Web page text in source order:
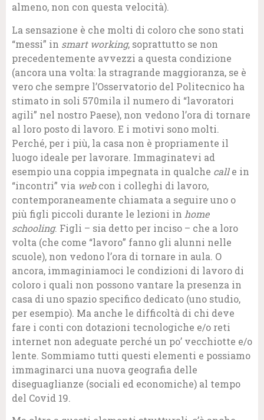
almeno, non con questa velocità).
La sensazione è che molti di coloro che sono stati
“messi” in smart working, soprattutto se non
precedentemente avvezzi a questa condizione
(ancora una volta: la stragrande maggioranza, se è
vero che sempre l’Osservatorio del Politecnico ha
stimato in soli 570mila il numero di “lavoratori
agili” nel nostro Paese), non vedono l’ora di tornare
al loro posto di lavoro. E i motivi sono molti.
Perché, per i più, la casa non è propriamente il
luogo ideale per lavorare. Immaginatevi ad
esempio una coppia impegnata in qualche calle in
“incontri” via webcon i colleghi di lavoro,
contemporaneamente chiamata a seguire uno o
più figli piccoli durante le lezioni in home
schooling. Figli – sia detto per inciso – che a loro
volta (che come “lavoro” fanno gli alunni nelle
scuole), non vedono l’ora di tornare in aula. O
ancora, immaginiamoci le condizioni di lavoro di
coloro i quali non possono vantare la presenza in
casa di uno spazio specifico dedicato (uno studio,
per esempio). Ma anche le difficoltà di chi deve
fare i conti con dotazioni tecnologiche e/o reti
internet non adeguate perché un po’ vecchiotte e/o
lente. Sommiamo tutti questi elementi e possiamo
immaginarci una nuova geografia delle
diseguaglianze (sociali ed economiche) al tempo
del Covid 19.